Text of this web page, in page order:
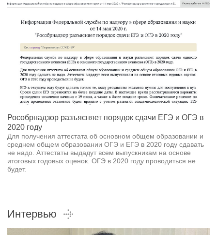
Рособрнадзор разъясняет порядок сдачи ЕГЭ и ОГЭ в
2020 году
Для получения аттестата об основном общем образовании и
среднем общем образовании ОГЭ и ЕГЭ в 2020 году сдавать
не надо. Аттестаты выдадут всем выпускникам на основе
итоговых годовых оценок. ОГЭ в 2020 году проводиться не
будет.
Интервью